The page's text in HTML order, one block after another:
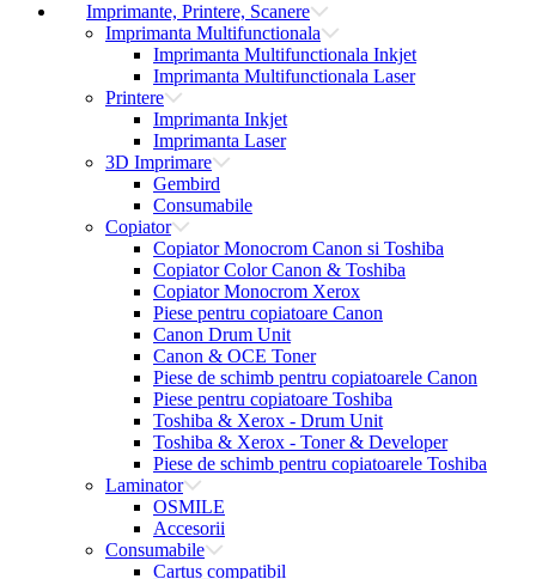
Imprimante, Printere, Scanere
Imprimanta Multifunctionala
Imprimanta Multifunctionala Inkjet
Imprimanta Multifunctionala Laser
Printere
Imprimanta Inkjet
Imprimanta Laser
3D Imprimare
Gembird
Consumabile
Copiator
Copiator Monocrom Canon si Toshiba
Copiator Color Canon & Toshiba
Copiator Monocrom Xerox
Piese pentru copiatoare Canon
Canon Drum Unit
Canon & OCE Toner
Piese de schimb pentru copiatoarele Canon
Piese pentru copiatoare Toshiba
Toshiba & Xerox - Drum Unit
Toshiba & Xerox - Toner & Developer
Piese de schimb pentru copiatoarele Toshiba
Laminator
OSMILE
Accesorii
Consumabile
Cartus compatibil